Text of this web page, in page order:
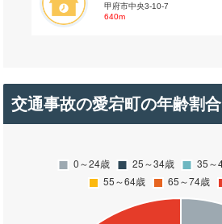
甲府市中央3-10-7
640m
交通事故の愛宕町の年齢割合